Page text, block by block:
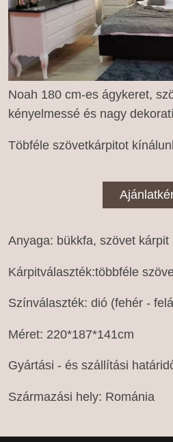
Noah 180 cm-es ágykeret,
kényelmessé és nagy
Töbféle szövetkárpitot
Anyaga: bükkfa, szövet kárpit
Kárpitválaszték:többféle
Színválaszték: dió (fehér -
Méret: 220*187*141cm
Gyártási - és szállítási
Származási hely: Románia